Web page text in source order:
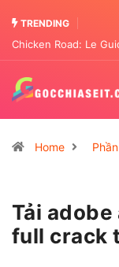
TRENDING
StratégiqueChicken
Home
Tải
full crack